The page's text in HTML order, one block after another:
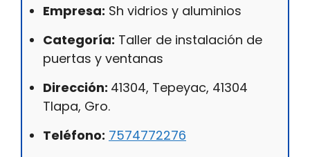
Empresa: Sh vidrios y aluminios
Categoría: Taller de instalación de
puertas y ventanas
Dirección: 41304, Tepeyac, 41304
Tlapa, Gro.
Teléfono: 7574772276